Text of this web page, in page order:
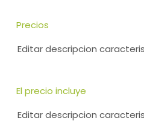
Precios
Editar descripcion
El precio incluye
Editar descripcion